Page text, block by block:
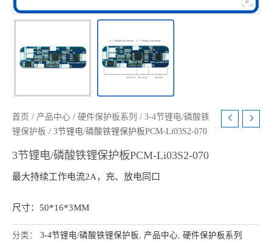
首页 / 产品中心 / 硬件保护板系列 / 3-4节锂电/磷酸铁
锂保护板 / 3节锂电/磷酸铁锂保护板PCM-Li03S2-070
3节锂电/磷酸铁锂保护板PCM-Li03S2-070
最大持续工作电流2A，充、放电同口
尺寸：50*16*3MM
分类： 3-4节锂电/磷酸铁锂保护板, 产品中心, 硬件保护板系列